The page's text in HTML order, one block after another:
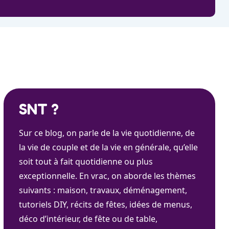
SNT ?
Sur ce blog, on parle de la vie quotidienne, de
la vie de couple et de la vie en générale, qu’elle
soit tout à fait quotidienne ou plus
exceptionnelle. En vrac, on aborde les thèmes
suivants : maison, travaux, déménagement,
tutoriels DIY, récits de fêtes, idées de menus,
déco d’intérieur, de fête ou de table,